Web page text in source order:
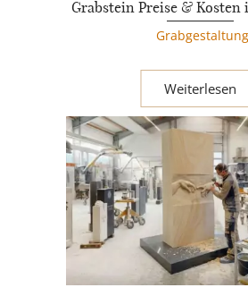
Grabstein Preise &
Grabgestaltung
Weiterlesen